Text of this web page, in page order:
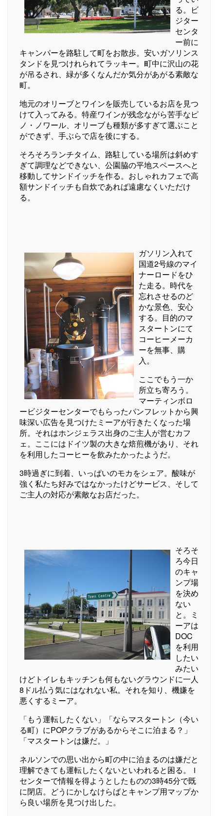
る。ビ
ジター
センタ
ー前に
キャンパーを路駐して町をお散歩。安いガソリンス
タンドを見つけれられてラッキー。町中に沢山の花
が吊るされ、緑が多くなんだか気分があがる素敵な
町。
地元のオリーブとワインを販売しているお店を見つ
けて入ってみる。特産ワインが残念ながら苦手なピ
ノ・ノワール、オリーブも種類が多すぎて選ぶこと
ができず、手ぶらで店を後にする。
そろそろランチタイム、路駐している場所は斜めす
ぎて調理などできない、公園脇の平地スペースへと
移動してサンドイッチを作る。おしゃれカフェで高
額サンドイッチも自炊であれば遠慮なくいただけ
る。
ガソリン入れて
国道2号線のマイ
ナーロードをひ
た走る。時代を
忘れさせるのど
かな景色、安心
する。目的のマ
スタートンにて
コーヒーメーカ
ーを無事、購
入。
ここでもう一か
所立ち寄ろう。
マーティンボロ
ービジターセンターでもらったパンフレットから興
味深い広告を見つけたミーアが行きたくなった場
所。それはホンジェラス出身のご主人が営むカフ
ェ。ここにはドイツ製の大きな焙煎機があり、それ
を利用したコーヒーを飲みたかったようだ。
3時過ぎに到着、いっぱいのモカをシェア。酸味が
強く私たち好みではなかったけどサービス、そして
ご主人の対応が素敵なお店だった。
そろそ
ろ今日
のキャ
ンプ場
を決め
ない
と。ミ
ーアは
DOC
を利用
したい
みたい
けどトイレもキッチンも何もないグラウンドに一人
8ドル払う気にはなれない私。それを知り、機嫌を
悪くするミーア。
「もう運転したくない」「ならマスタートン（今い
る町）にPOPクラブがあるからそこに泊まる？」
「マスタートンは嫌だ。」
ネルソンでの思い出から町の中に泊まるのは嫌だと
理解できても運転したくないといわれると困る。Ｉ
センターで情報を得ようとしたものの3時45分で既
に閉店。どうにかしなけらばとキャンプ用マップか
ら良い場所を見つけ出した。